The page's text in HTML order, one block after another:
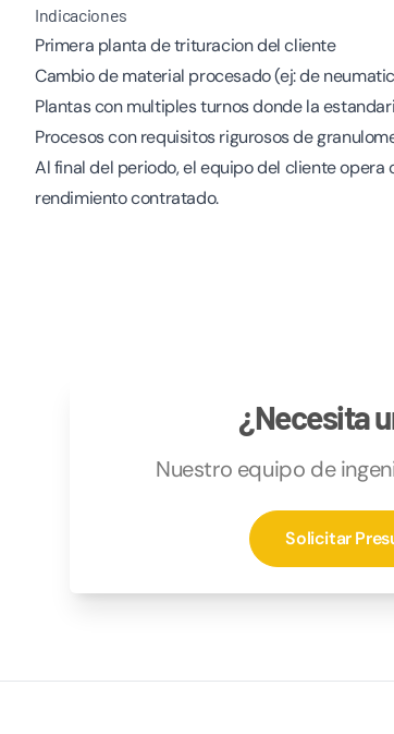
Indicaciones
Primera planta de trituracion del cliente
Cambio de material procesado (ej: de
Plantas con multiples turnos donde la
Procesos con requisitos rigurosos de
Al final del periodo, el equipo del cliente
rendimiento contratado.
¿Necesita
Nuestro equipo de
Solicitar